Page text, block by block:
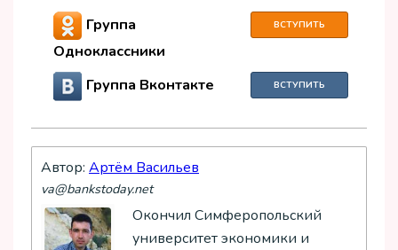
Группа
Одноклассники
ВСТУПИТЬ
Группа Вконтакте ВСТУПИТЬ
Автор: Артём Васильев
va@bankstoday.net
Окончил Симферопольский
университет экономики и